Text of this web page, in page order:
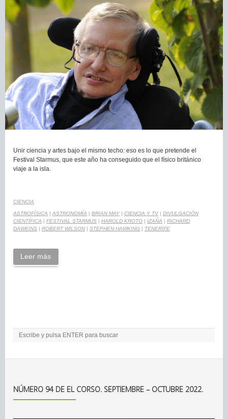
Unir ciencia y artes bajo el mismo techo: eso es lo que pretende el
Festival Starmus, que este año ha conseguido que el físico británico
viaje a la isla.
CIENCIA
ASTROFÍSICA | ASTRONOMÍA | BRIAN MAY | CIENCIA Y TV | DIVULGACIÓN
CIENTÍFICA | FESTIVAL STARMUS | HAROLD KROTO | IZAÑA | RICHARD
DAWKINS | ROBERT WILSON | STEPHEN HAWKING | TENERIFE
Leer más
NÚMERO 94 DE EL CORSO. SEPTIEMBRE – OCTUBRE 2022.